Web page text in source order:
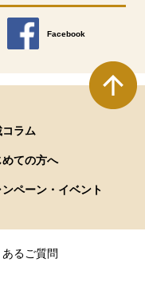
Facebook
別のウィンドウで開きます
ラム
めての方へ
ンペーン・イベント
あるご質問